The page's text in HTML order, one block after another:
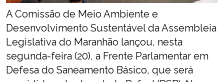
A Comissão de Meio Ambiente e
Desenvolvimento Sustentável da Assembleia
Legislativa do Maranhão lançou, nesta
segunda-feira (20), a Frente Parlamentar em
Defesa do Saneamento Básico, que será